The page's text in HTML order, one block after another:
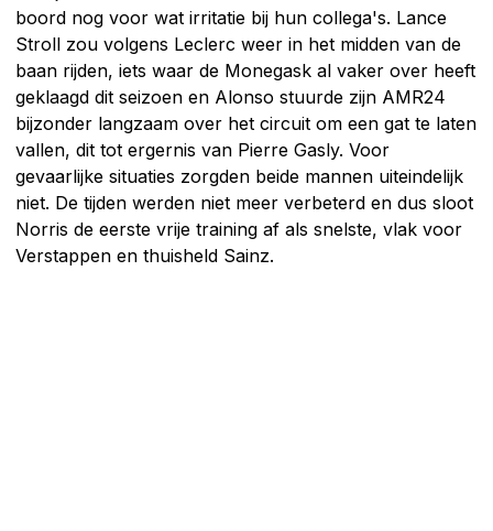
boord nog voor wat irritatie bij hun collega's. Lance
Stroll zou volgens Leclerc weer in het midden van de
baan rijden, iets waar de Monegask al vaker over heeft
geklaagd dit seizoen en Alonso stuurde zijn AMR24
bijzonder langzaam over het circuit om een gat te laten
vallen, dit tot ergernis van Pierre Gasly. Voor
gevaarlijke situaties zorgden beide mannen uiteindelijk
niet. De tijden werden niet meer verbeterd en dus sloot
Norris de eerste vrije training af als snelste, vlak voor
Verstappen en thuisheld Sainz.